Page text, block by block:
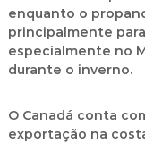
enquanto o
principalmente
especialmente no
durante o inverno.
O Canadá conta
exportação na